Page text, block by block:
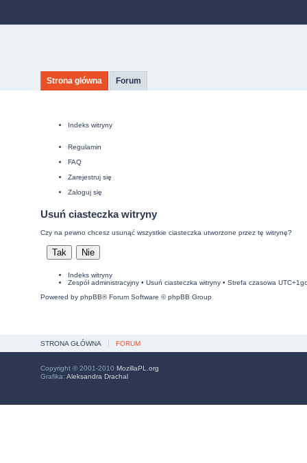
Strona główna Forum
Indeks witryny
Regulamin
FAQ
Zarejestruj się
Zaloguj się
Usuń ciasteczka witryny
Czy na pewno chcesz usunąć wszystkie ciasteczka utworzone przez tę witrynę?
Indeks witryny
Zespół administracyjny• Usuń ciasteczka witryny• Strefa czasowa
Powered by phpBB® Forum Software © phpBB Group
STRONA GŁÓWNA FORUM
Copyright © 2001-2010 MozillaPL.org
Grafika: Aleksandra Drachal